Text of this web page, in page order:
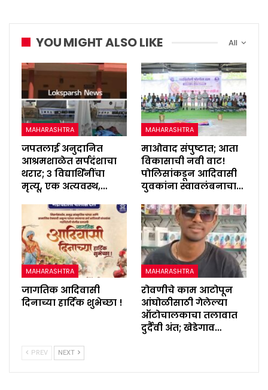
All
YOU MIGHT ALSO LIKE
MAHARASHTRA
जपतलाई अनुदानित
आश्रमशाळेत सर्पदंशाचा
थरार; ३ विद्यार्थिनींचा
मृत्यू, एक अत्यवस्थ,…
MAHARASHTRA
माओवाद संपुष्टात; आता
विकासाची नवी वाट!
पोलिसांकडून आदिवासी
युवकांना स्वावलंबनाचा…
MAHARASHTRA
जागतिक आदिवासी
दिनाच्या हार्दिक शुभेच्छा !
MAHARASHTRA
रोवणीचे काम आटोपून
आंघोळीसाठी गेलेल्या
ऑटोचालकाचा तलावात
दुर्दैवी अंत; खेडेगाव…
PREV NEXT